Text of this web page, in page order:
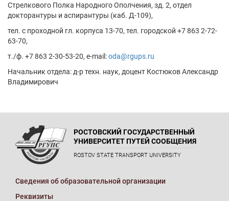
Стрелкового Полка Народного Ополчения, зд. 2, отдел
докторантуры и аспирантуры (каб. Д-109),
тел. с проходной гл. корпуса 13-70, тел. городской +7 863 2-72-
63-70,
т./ф. +7 863 2-30-53-20, e-mail:oda@rgups.ru
Начальник отдела: д-р техн. наук, доцент Костюков Александр
Владимирович
РОСТОВСКИЙ ГОСУДАРСТВЕННЫЙ
УНИВЕРСИТЕТ ПУТЕЙ СООБЩЕНИЯ
ROSTOV STATE TRANSPORT UNIVERSITY
Сведения об образовательной организации
Реквизиты